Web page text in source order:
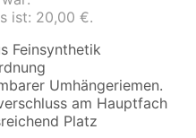
ist: 20,00 €.
Feinsynthetik
Umhängeriemen.
am Hauptfach
Platz